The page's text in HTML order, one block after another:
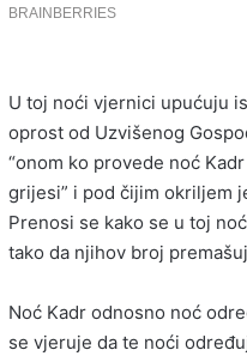
U toj noći vjernici upućuju
oprost od Uzvišenog
“onom ko provede noć
grijesi” i pod čijim okriljem
Prenosi se kako se u toj
tako da njihov broj
Noć Kadr odnosno noć
se vjeruje da te noći